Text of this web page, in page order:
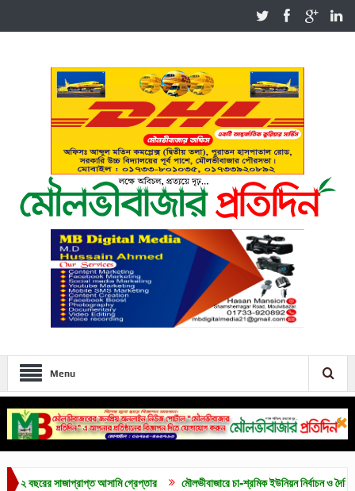
Menu
সাজাপ্রাপ্ত আসামি গ্রেপ্তার মৌলভীবাজারে চা-শ্রমিক ইউনিয়ন নির্বাচন ও দৈনিক ৫০০